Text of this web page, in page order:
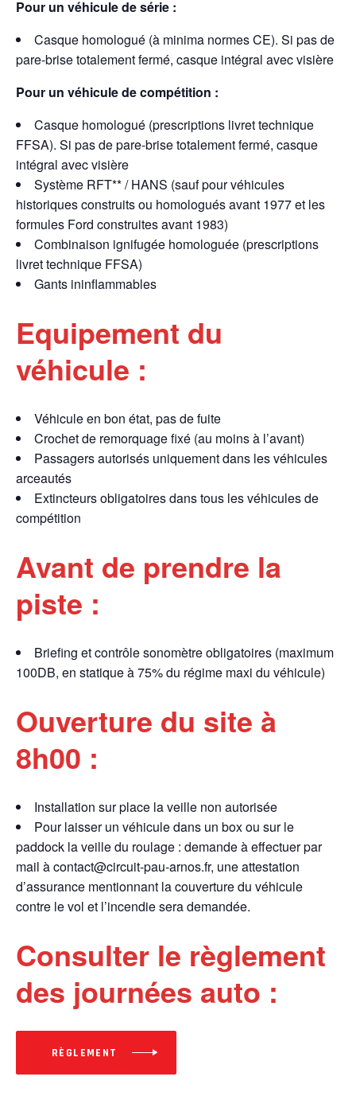
Pour un véhicule de série :
Casque homologué (à minima normes CE). Si pas de
pare-brise totalement fermé, casque intégral avec visière
Pour un véhicule de compétition :
Casque homologué (prescriptions livret technique
FFSA). Si pas de pare-brise totalement fermé, casque
intégral avec visière
Système RFT** / HANS (sauf pour véhicules
historiques construits ou homologués avant 1977 et les
formules Ford construites avant 1983)
Combinaison ignifugée homologuée (prescriptions
livret technique FFSA)
Gants ininflammables
Equipement du
véhicule :
Véhicule en bon état, pas de fuite
Crochet de remorquage fixé (au moins à l’avant)
Passagers autorisés uniquement dans les véhicules
arceautés
Extincteurs obligatoires dans tous les véhicules de
compétition
Avant de prendre la
piste :
Briefing et contrôle sonomètre obligatoires (maximum
100DB, en statique à 75% du régime maxi du véhicule)
Ouverture du site à
8h00 :
Installation sur place la veille non autorisée
Pour laisser un véhicule dans un box ou sur le
paddock la veille du roulage : demande à effectuer par
mail à contact@circuit-pau-arnos.fr, une attestation
d’assurance mentionnant la couverture du véhicule
contre le vol et l’incendie sera demandée.
Consulter le règlement
des journées auto :
RÈGLEMENT